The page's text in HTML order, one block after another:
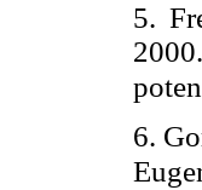
5.
6.